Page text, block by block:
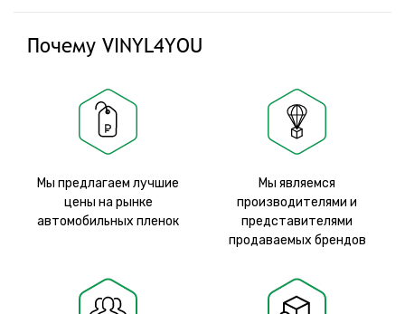
Почему VINYL4YOU
Мы предлагаем лучшие
цены на рынке
автомобильных пленок
Мы являемся
производителями и
представителями
продаваемых брендов